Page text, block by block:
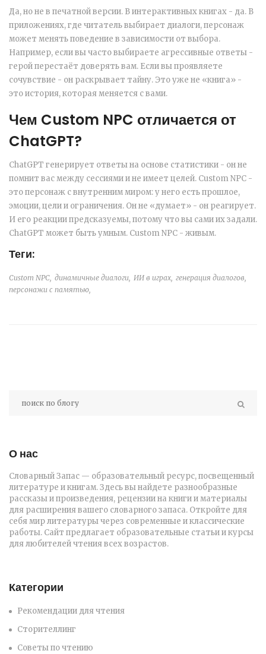
Да, но не в печатной версии. В интерактивных книгах - да. В
приложениях, где читатель выбирает диалоги, персонаж
может менять поведение в зависимости от выбора.
Например, если вы часто выбираете агрессивные ответы -
герой перестаёт доверять вам. Если вы проявляете
сочувствие - он раскрывает тайну. Это уже не «книга» -
это история, которая меняется с вами.
Чем Custom NPC отличается от
ChatGPT?
ChatGPT генерирует ответы на основе статистики - он не
помнит вас между сессиями и не имеет целей. Custom NPC -
это персонаж с внутренним миром: у него есть прошлое,
эмоции, цели и ограничения. Он не «думает» - он реагирует.
И его реакции предсказуемы, потому что вы сами их задали.
ChatGPT может быть умным. Custom NPC - живым.
Теги:
Custom NPC, динамичные диалоги, ИИ в играх, генерация диалогов,
персонажи с памятью,
О нас
Словарный Запас — образовательный ресурс, посвещенный
литературе и книгам. Здесь вы найдете разнообразные
рассказы и произведения, рецензии на книги и материалы
для расширения вашего словарного запаса. Откройте для
себя мир литературы через современные и классические
работы. Сайт предлагает образовательные статьи и курсы
для любителей чтения всех возрастов.
Категории
Рекомендации для чтения
Сторителлинг
Советы по чтению